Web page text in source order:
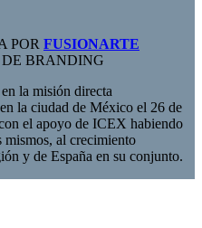
POR FUSIONARTE
BRANDING
la misión directa
la ciudad de México el 26 de
el apoyo de ICEX habiendo
al crecimiento
y de España en su conjunto.